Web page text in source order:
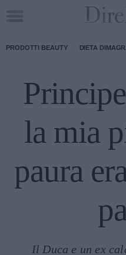
PRODOTTI BEAUTY DIETA
la mia
paura
Il Duca e un ex